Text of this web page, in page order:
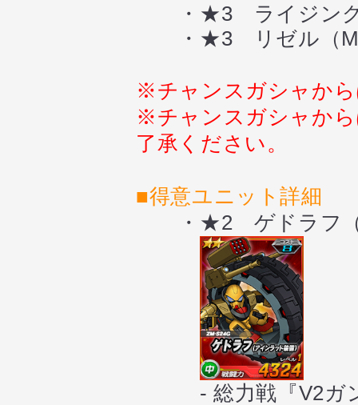
・★3 ライジン
・★3 リゼル（
※チャンスガシャか
※チャンスガシャ か
了承ください。
■得意ユニット詳細
・★2 ゲドラフ（
- 総力戦『V2ガン